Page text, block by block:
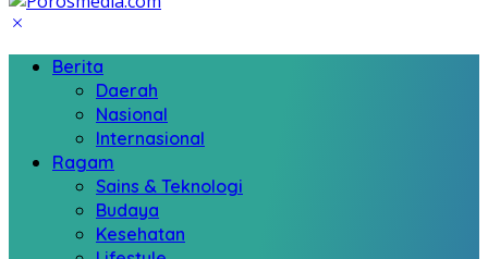
Berita
Daerah
Nasional
Internasional
Ragam
Sains & Teknologi
Budaya
Kesehatan